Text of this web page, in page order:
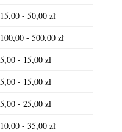
15,00 - 50,00 zł
100,00 - 500,00 zł
5,00 - 15,00 zł
5,00 - 15,00 zł
5,00 - 25,00 zł
10,00 - 35,00 zł